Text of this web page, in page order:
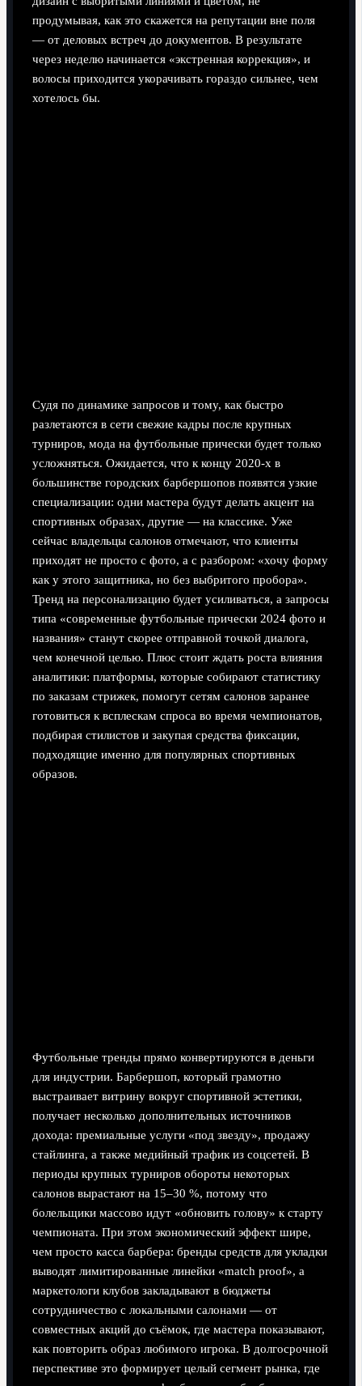
продумывая, как это скажется на репутации вне поля
— от деловых встреч до документов. В результате
через неделю начинается «экстренная коррекция», и
волосы приходится укорачивать гораздо сильнее, чем
хотелось бы.
Судя по динамике запросов и тому, как быстро
разлетаются в сети свежие кадры после крупных
турниров, мода на футбольные прически будет только
усложняться. Ожидается, что к концу 2020‑х в
большинстве городских барбершопов появятся узкие
специализации: одни мастера будут делать акцент на
спортивных образах, другие — на классике. Уже
сейчас владельцы салонов отмечают, что клиенты
приходят не просто с фото, а с разбором: «хочу форму
как у этого защитника, но без выбритого пробора».
Тренд на персонализацию будет усиливаться, а запросы
типа «современные футбольные прически 2024 фото и
названия» станут скорее отправной точкой диалога,
чем конечной целью. Плюс стоит ждать роста влияния
аналитики: платформы, которые собирают статистику
по заказам стрижек, помогут сетям салонов заранее
готовиться к всплескам спроса во время чемпионатов,
подбирая стилистов и закупая средства фиксации,
подходящие именно для популярных спортивных
образов.
Футбольные тренды прямо конвертируются в деньги
для индустрии. Барбершоп, который грамотно
выстраивает витрину вокруг спортивной эстетики,
получает несколько дополнительных источников
дохода: премиальные услуги «под звезду», продажу
стайлинга, а также медийный трафик из соцсетей. В
периоды крупных турниров обороты некоторых
салонов вырастают на 15–30 %, потому что
болельщики массово идут «обновить голову» к старту
чемпионата. При этом экономический эффект шире,
чем просто касса барбера: бренды средств для укладки
выводят лимитированные линейки «match proof», а
маркетологи клубов закладывают в бюджеты
сотрудничество с локальными салонами — от
совместных акций до съёмок, где мастера показывают,
как повторить образ любимого игрока. В долгосрочной
перспективе это формирует целый сегмент рынка, где